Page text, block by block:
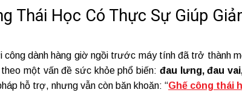
Thái Học Có Thực Sự Giúp
dành hàng giờ ngồi trước máy tính đã trở thành
một vấn đề sức khỏe phổ biến: đau lưng, đau
hỗ trợ, nhưng vẫn còn băn khoăn: “Ghế công thái